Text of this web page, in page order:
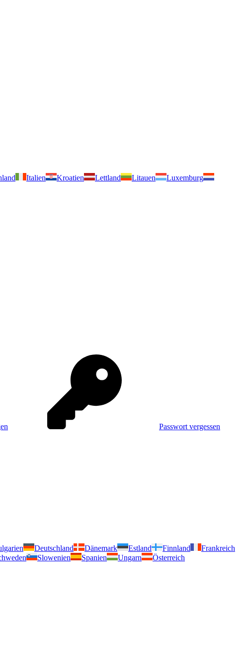
Italien Kroatien Lettland Litauen
Luxemburg
Passwort vergessen
Deutschland Dänemark Estland Finnland
Frankreich
Slowenien Spanien Ungarn Österreich